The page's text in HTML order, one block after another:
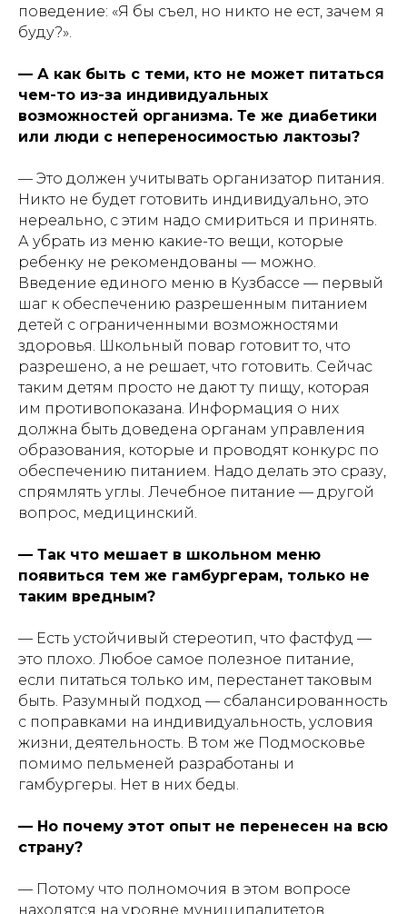
поведение: «Я бы съел, но никто не ест, зачем я
буду?».
— А как быть с теми, кто не может питаться
чем-то из-за индивидуальных
возможностей организма. Те же диабетики
или люди с непереносимостью лактозы?
— Это должен учитывать организатор питания.
Никто не будет готовить индивидуально, это
нереально, с этим надо смириться и принять.
А убрать из меню какие-то вещи, которые
ребенку не рекомендованы — можно.
Введение единого меню в Кузбассе — первый
шаг к обеспечению разрешенным питанием
детей с ограниченными возможностями
здоровья. Школьный повар готовит то, что
разрешено, а не решает, что готовить. Сейчас
таким детям просто не дают ту пищу, которая
им противопоказана. Информация о них
должна быть доведена органам управления
образования, которые и проводят конкурс по
обеспечению питанием. Надо делать это сразу,
спрямлять углы. Лечебное питание — другой
вопрос, медицинский.
— Так что мешает в школьном меню
появиться тем же гамбургерам, только не
таким вредным?
— Есть устойчивый стереотип, что фастфуд —
это плохо. Любое самое полезное питание,
если питаться только им, перестанет таковым
быть. Разумный подход — сбалансированность
с поправками на индивидуальность, условия
жизни, деятельность. В том же Подмосковье
помимо пельменей разработаны и
гамбургеры. Нет в них беды.
— Но почему этот опыт не перенесен на всю
страну?
— Потому что полномочия в этом вопросе
находятся на уровне муниципалитетов.